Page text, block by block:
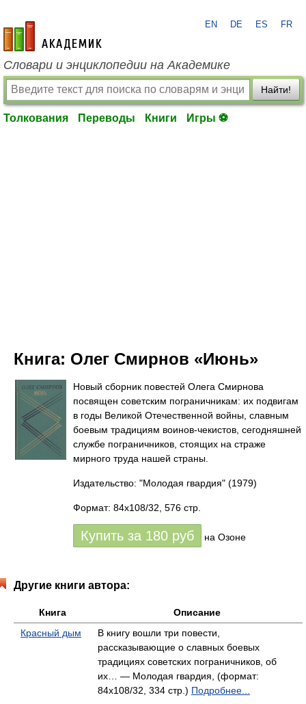
academic.ru
EN DE ES FR
Словари и энциклопедии на Академике
Найти!
Толкования Переводы Книги Игры ⚽
Книга: Олег Смирнов «Июнь»
Новый сборник повестей Олега Смирнова
посвящен советским пограничникам: их подвигам
в годы Великой Отечественной войны, славным
боевым традициям воинов-чекистов, сегодняшней
службе пограничников, стоящих на страже
мирного труда нашей страны.
Издательство: "Молодая гвардия" (1979)
Формат: 84x108/32, 576 стр.
Купить за 180 руб на Озоне
Другие книги автора:
Книга
Описание
Красный дым
В книгу вошли три повести,
рассказывающие о славных боевых
традициях советских пограничников, об
их… — Молодая гвардия, (формат:
84x108/32, 334 стр.) Подробнее...